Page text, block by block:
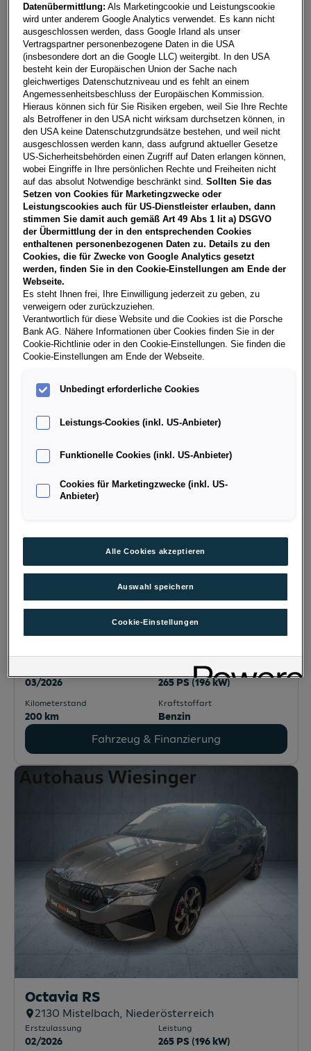
Fahrzeug & Finanzierung
Octavia Combi RS
4810 Gmunden, Oberösterreich
Erstzulassung
03/2026 265 PS (196 kW)
Kilometerstand
7.000 km
Kraftstoffart
Benzin
Octavia RS
3580 Horn, Niederösterreich
03/2026 265 PS (196 kW)
Kilometerstand
200 km
Kraftstoffart
Benzin
Fahrzeug & Finanzierung
Octavia RS
2130 Mistelbach, Niederösterreich
Erstzulassung
02/2026
Leistung
265 PS (196 kW)
Datenübermittlung: Als Marketingcookie und Leistungscookie
wird unter anderem Google Analytics verwendet. Es kann nicht
ausgeschlossen werden, dass Google Irland als unser
Vertragspartner personenbezogene Daten in die USA
(insbesondere dort an die Google LLC) weitergibt. In den USA
besteht kein der Europäischen Union der Sache nach
gleichwertiges Datenschutzniveau und es fehlt an einem
Angemessenheitsbeschluss der Europäischen Kommission.
Hieraus können sich für Sie Risiken ergeben, weil Sie Ihre Rechte
als Betroffener in den USA nicht wirksam durchsetzen können, in
den USA keine Datenschutzgrundsätze bestehen, und weil nicht
ausgeschlossen werden kann, dass aufgrund aktueller Gesetze
US-Sicherheitsbehörden einen Zugriff auf Daten erlangen können,
wobei Eingriffe in Ihre persönlichen Rechte und Freiheiten nicht
auf das absolut Notwendige beschränkt sind.Sollten Sie das
Setzen von Cookies für Marketingzwecke oder
Leistungscookies auch für US-Dienstleister erlauben, dann
stimmen Sie damit auch gemäß Art 49 Abs 1 lit a) DSGVO
der Übermittlung der in den entsprechenden Cookies
enthaltenen personenbezogenen Daten zu. Details zu den
Cookies, die für Zwecke von Google Analytics gesetzt
werden, finden Sie in den Cookie-Einstellungen am Ende der
Webseite.
Es steht Ihnen frei, Ihre Einwilligung jederzeit zu geben, zu
verweigern oder zurückzuziehen.
Verantwortlich für diese Website und die Cookies ist die Porsche
Bank AG. Nähere Informationen über Cookies finden Sie in der
Cookie-Richtlinie oder in den Cookie-Einstellungen. Sie finden die
Cookie-Einstellungen am Ende der Webseite.
Unbedingt erforderliche Cookies
Leistungs-Cookies (inkl. US-Anbieter)
Funktionelle Cookies (inkl. US-Anbieter)
Cookies für Marketingzwecke (inkl. US-
Anbieter)
Alle Cookies akzeptieren
Auswahl speichern
Cookie-Einstellungen